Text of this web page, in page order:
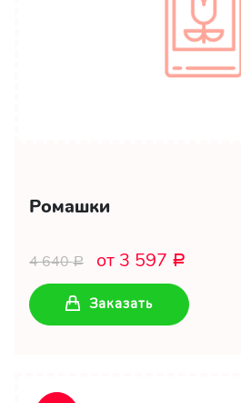
Ромашки
4 640Р от 3 597 Р
Заказать